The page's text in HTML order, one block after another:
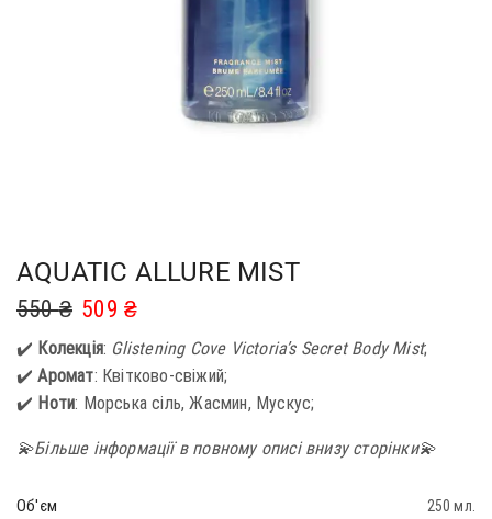
AQUATIC ALLURE MIST
550₴ 509₴
✔️ Колекція: Glistening Cove Victoria’s Secret Body Mist;
✔️Аромат: Квітково-свіжий;
✔️ Ноти: Морська сіль, Жасмин, Мускус;
💫Більше інформації в повному описі внизу сторінки💫
Об'єм 250 мл.